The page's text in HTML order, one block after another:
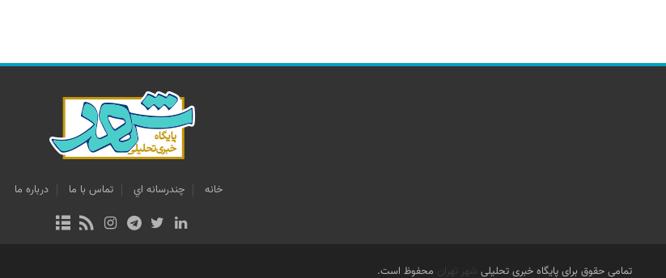
خانه چندرسانه اي تماس با ما درباره ما
تمامی حقوق برای پایگاه خبری تحلیلی شهر تهران محفوظ است.